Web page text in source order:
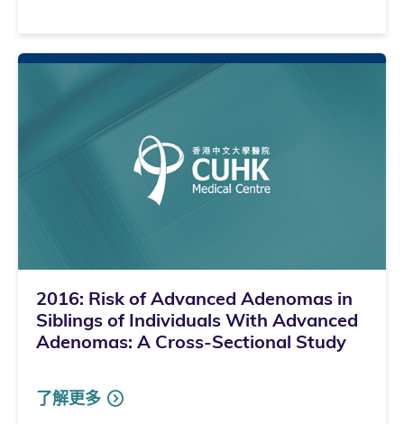
2016: Risk of Advanced Adenomas in
Siblings of Individuals With Advanced
Adenomas: A Cross-Sectional Study
了解更多